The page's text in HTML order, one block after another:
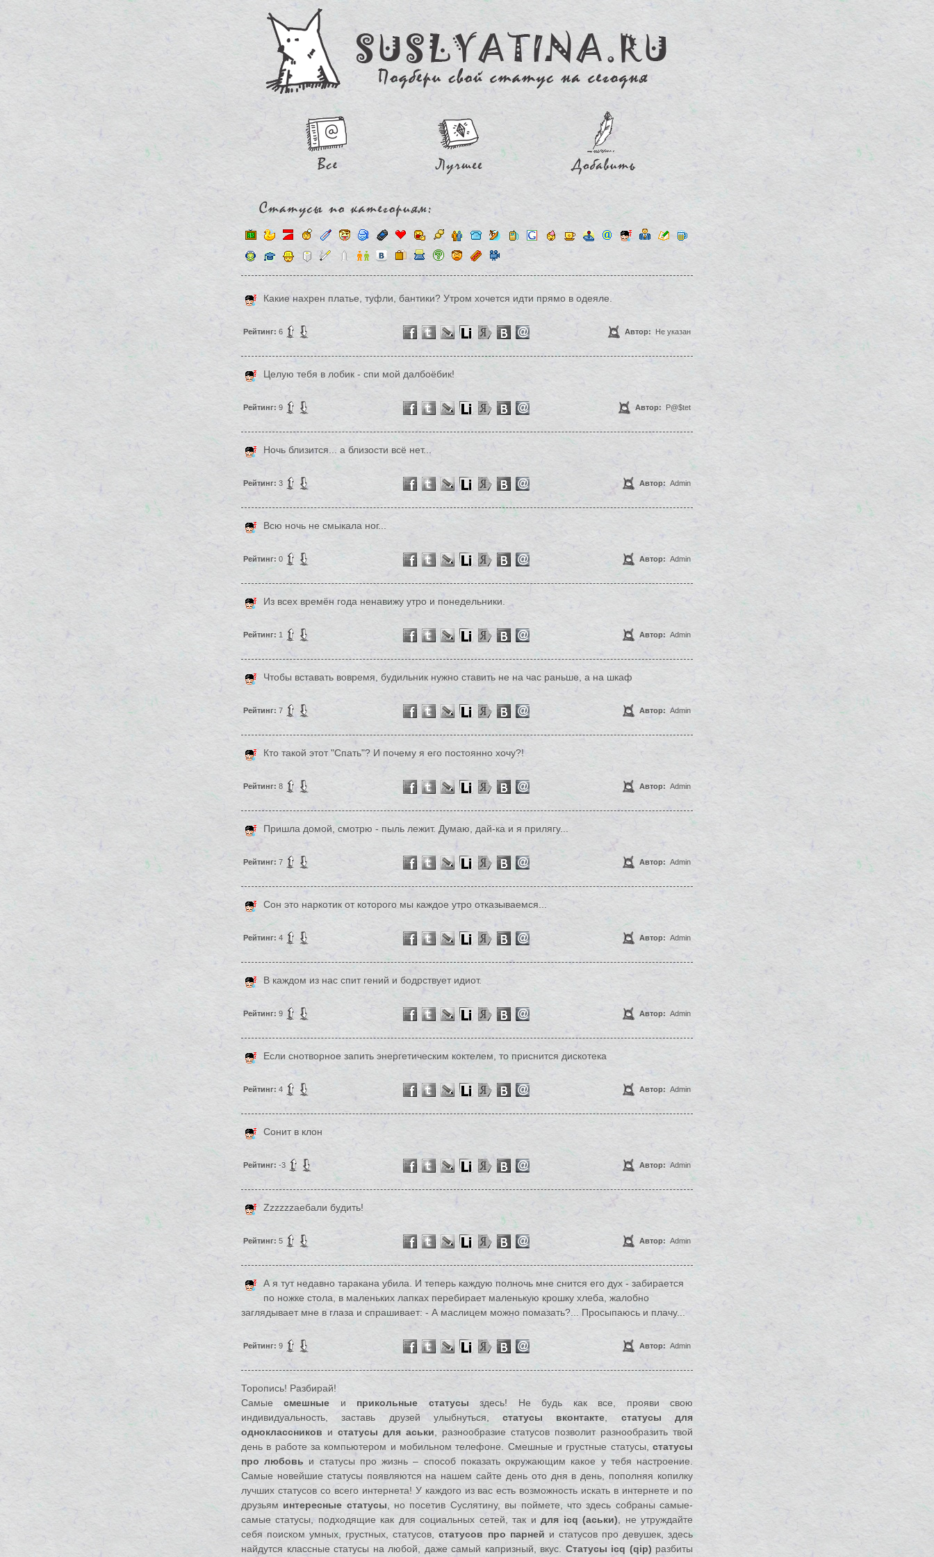
Какие нахрен платье, туфли, бантики? Утром хочется идти прямо в одеяле.
Рейтинг: 6 Автор: Не указан
Целую тебя в лобик - спи мой далбоёбик!
Рейтинг: 9 Автор: P@$tet
Ночь близится... а близости всё нет...
Рейтинг: 3 Автор: Admin
Всю ночь не смыкала ног...
Рейтинг: 0 Автор: Admin
Из всех времён года ненавижу утро и понедельники.
Рейтинг: 1 Автор: Admin
Чтобы вставать вовремя, будильник нужно ставить не на час раньше, а на шкаф
Рейтинг: 7 Автор: Admin
Кто такой этот "Спать"? И почему я его постоянно хочу?!
Рейтинг: 8 Автор: Admin
Пришла домой, смотрю - пыль лежит. Думаю, дай-ка и я прилягу...
Рейтинг: 7 Автор: Admin
Сон это наpкотик от котоpого мы каждое yтpо отказываемся...
Рейтинг: 4 Автор: Admin
В каждом из нас спит гений и бодрствует идиот.
Рейтинг: 9 Автор: Admin
Если снотворное запить энергетическим коктелем, то приснится дискотека
Рейтинг: 4 Автор: Admin
Сонит в клон
Рейтинг: -3 Автор: Admin
Zzzzzzаебали будить!
Рейтинг: 5 Автор: Admin
А я тут недавно таракана убила. И теперь каждую полночь мне снится его дух - забирается
по ножке стола, в маленьких лапках перебирает маленькую крошку хлеба, жалобно
заглядывает мне в глаза и спрашивает: - А маслицем можно помазать?... Просыпаюсь и плачу...
Рейтинг: 9 Автор: Admin
Торопись! Разбирай!
Самыесмешные и прикольные статусы здесь! Не будь как все, прояви свою
индивидуальность, заставь друзей улыбнуться,статусы вконтакте
статусы для
одноклассников и статусы для аськи , разнообразие статусов позволит разнообразить твой
день в работе за компьютером и мобильном телефоне. Смешные и грустные статусы, статусы
про любовь и статусы про жизнь – способ показать окружающим какое у тебя настроение.
Самые новейшие статусы появляются на нашем сайте день ото дня в день, пополняя копилку
лучших статусов со всего интернета! У каждого из вас есть возможность искать в интернете и по
друзьям интересные статусы , но посетив Суслятину, вы поймете, что здесь собраны самые-
самые статусы, подходящие как для социальных сетей, так идля icq (аськи) , не утруждайте
себя поиском умных, грустных, статусов,статусов про парней и статусов про девушек, здесь
найдутся классные статусы на любой, даже самый капризный, вкус. Статусы icq (qip) разбиты